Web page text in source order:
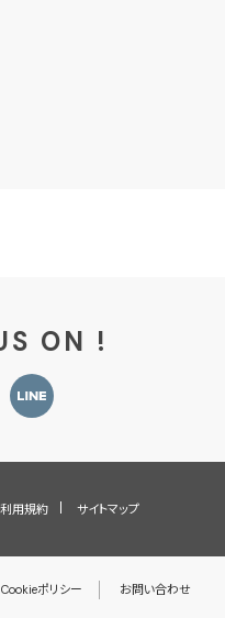
ON !
用規約 サイトマップ
Cookieポリシー お問い合わせ